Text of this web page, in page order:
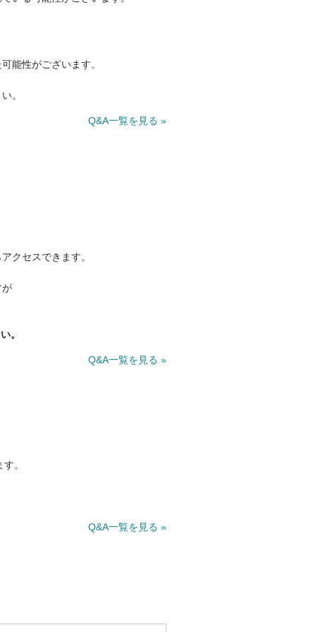
能性がございます。
。
Q&A一覧を見る »
クセスできます。
が
。
Q&A一覧を見る »
。
Q&A一覧を見る »